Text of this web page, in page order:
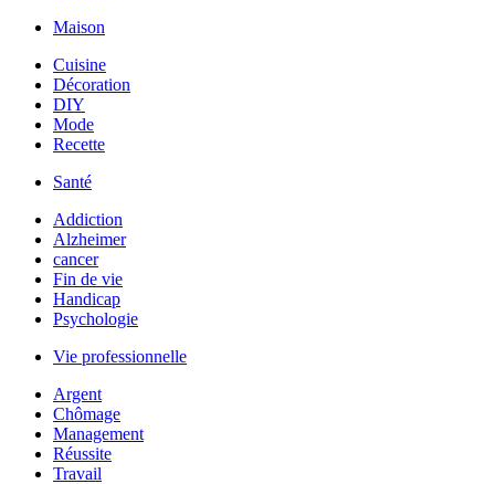
Maison
Cuisine
Décoration
DIY
Mode
Recette
Santé
Addiction
Alzheimer
cancer
Fin de vie
Handicap
Psychologie
Vie professionnelle
Argent
Chômage
Management
Réussite
Travail